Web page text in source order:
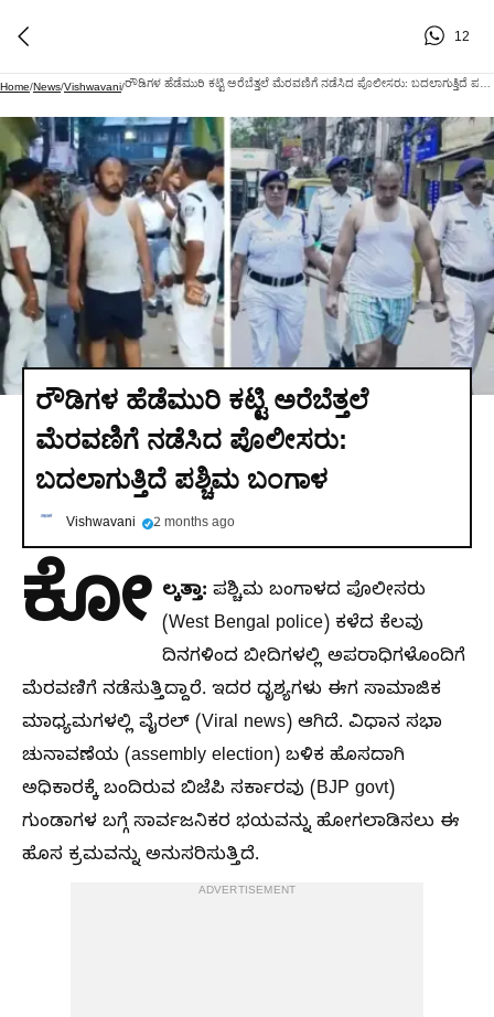
12
Home/News/Vishwavani/
ರೌಡಿಗಳ ಹೆಡೆಮುರಿ ಕಟ್ಟಿ ಅರೆಬೆತ್ತಲೆ
ಮೆರವಣಿಗೆ ನಡೆಸಿದ ಪೊಲೀಸರು:
ಬದಲಾಗುತ್ತಿದೆ ಪಶ್ಚಿಮ ಬಂಗಾಳ
Vishwavani 2 months ago
ಕೋ ಲ್ಕತ್ತಾ: ಪಶ್ಚಿಮ ಬಂಗಾಳದ ಪೊಲೀಸರು
(West Bengal police) ಕಳೆದ ಕೆಲವು
ದಿನಗಳಿಂದ ಬೀದಿಗಳಲ್ಲಿ ಅಪರಾಧಿಗಳೊಂದಿಗೆ
ಮೆರವಣಿಗೆ ನಡೆಸುತ್ತಿದ್ದಾರೆ. ಇದರ ದೃಶ್ಯಗಳು ಈಗ ಸಾಮಾಜಿಕ
ಮಾಧ್ಯಮಗಳಲ್ಲಿ ವೈರಲ್ (Viral news) ಆಗಿದೆ. ವಿಧಾನ ಸಭಾ
ಚುನಾವಣೆಯ (assembly election) ಬಳಿಕ ಹೊಸದಾಗಿ
ಅಧಿಕಾರಕ್ಕೆ ಬಂದಿರುವ ಬಿಜೆಪಿ ಸರ್ಕಾರವು (BJP govt)
ಗುಂಡಾಗಳ ಬಗ್ಗೆ ಸಾರ್ವಜನಿಕರ ಭಯವನ್ನು ಹೋಗಲಾಡಿಸಲು ಈ
ಹೊಸ ಕ್ರಮವನ್ನು ಅನುಸರಿಸುತ್ತಿದೆ.
ADVERTISEMENT